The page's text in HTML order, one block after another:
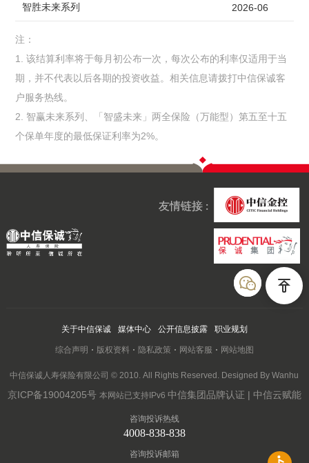
智胜未来系列 2026-06
注：
1. 该结算利率将于每月初公布一次，每次公布的利率仅适用于当
期，并不代表以后各期的投资收益。相关信息请拨打中信保诚客
户服务热线。
2. 智赢未来系列、「智盛未来」两全保险（万能型）第五至十五
个保单年度的最低保证利率为2%。
友情链接 :
关于中信保诚 媒体中心 公开信息披露 职业规划
综合声明 版权资料 隐私政策 网站客服 网站地图
中信保诚人寿保险有限公司 © 2010. All Rights Reserved. Designed By Wanhu
京ICP备19004205号 本网站已支持IPv6 中信集团品牌认证 | 中信云赋能
咨询投诉热线
4008-838-838
咨询投诉邮箱